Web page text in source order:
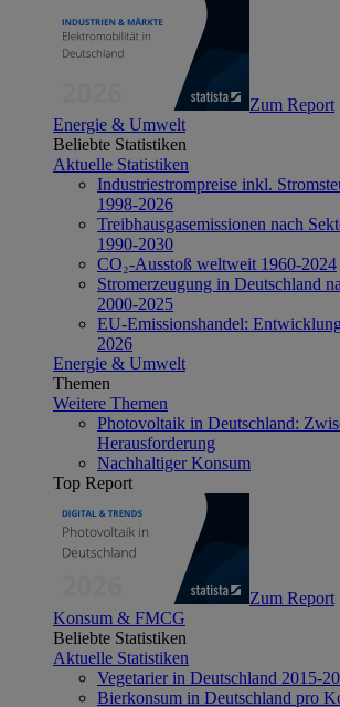
Zum Report
Energie & Umwelt
Beliebte Statistiken
Aktuelle Statistiken
Industriestrompreise inkl.
1998-2026
Treibhausgasemissionen nach
1990-2030
CO₂-Ausstoß weltweit 1960-2024
Stromerzeugung in Deutschland
2000-2025
EU-Emissionshandel:
2026
Energie & Umwelt
Themen
Weitere Themen
Photovoltaik in Deutschland:
Herausforderung
Nachhaltiger Konsum
Top Report
Zum Report
Konsum & FMCG
Beliebte Statistiken
Aktuelle Statistiken
Vegetarier in Deutschland 2015-
Bierkonsum in Deutschland pro